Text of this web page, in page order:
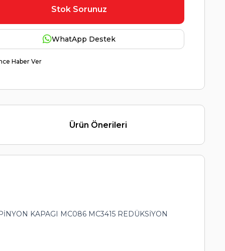
Stok Sorunuz
WhatApp Destek
Haber Ver
Ürün Önerileri
KAPAGI MC086 MC3415 REDÜKSİYON